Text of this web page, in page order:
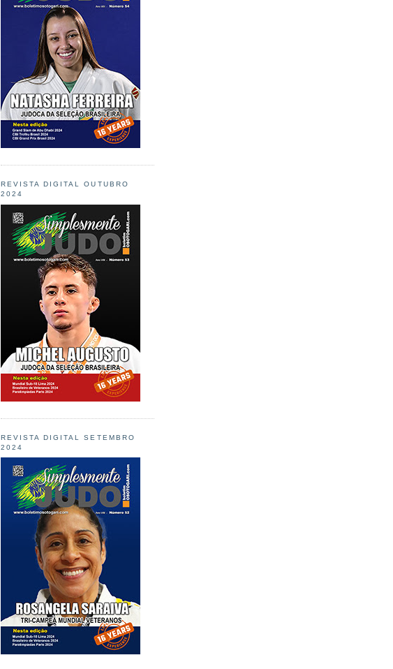
REVISTA DIGITAL OUTUBRO
2024
REVISTA DIGITAL SETEMBRO
2024